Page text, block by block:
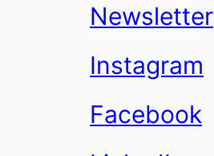
Newsletter
Instagram
Facebook